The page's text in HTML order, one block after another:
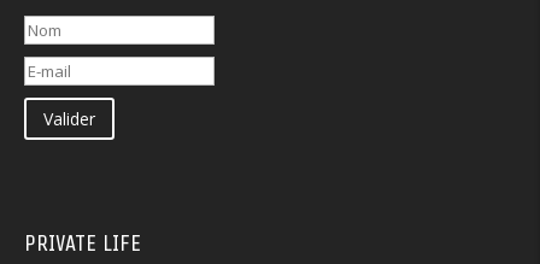
Valider
PRIVATE LIFE